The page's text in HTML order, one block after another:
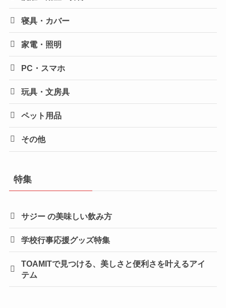
寝具・カバー
家電・照明
PC・スマホ
玩具・文房具
ペット用品
その他
特集
サジー の美味しい飲み方
学校行事応援グッズ特集
TOAMITで見つける、美しさと便利さを叶えるアイ
テム